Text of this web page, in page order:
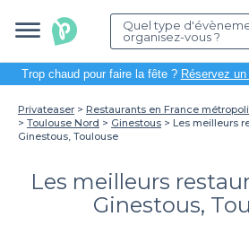
Quel type
organisez-vous ?
Trop chaud pour faire la fête ? Réservez
Privateaser Restaurants en France
Toulouse Nord
Ginestous
Les meilleurs
Ginestous, Toulouse
Les meilleurs
Ginestous,